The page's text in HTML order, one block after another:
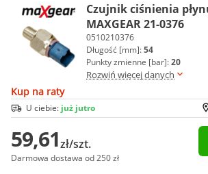
Czujnik ciśnienia
MAXGEAR 21-0376
0510210376
Długość [mm]:54
Punkty zmienne [bar]:20
Rozwiń więcej danych
Kup na raty
U ciebie: już jutro
59,61zł/szt.
Darmowa dostawa od 250 zł